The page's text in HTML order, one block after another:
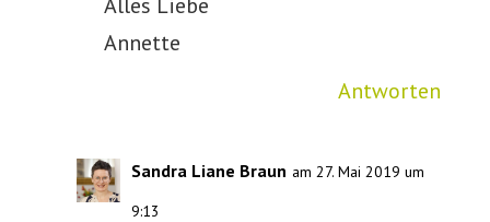
Annette
Antworten
Sandra Liane Braun am 27. Mai 2019 um
9:13